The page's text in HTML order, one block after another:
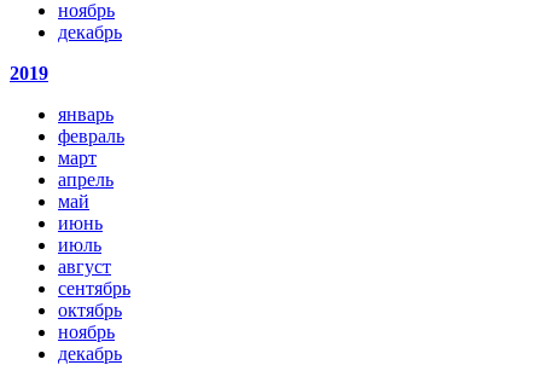
ноябрь
декабрь
2019
январь
февраль
март
апрель
май
июнь
июль
август
сентябрь
октябрь
ноябрь
декабрь